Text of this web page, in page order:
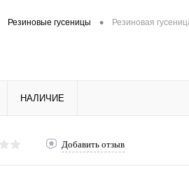
Резиновые гусеницы • Резиновая
НАЛИЧИЕ
Добавить отзыв